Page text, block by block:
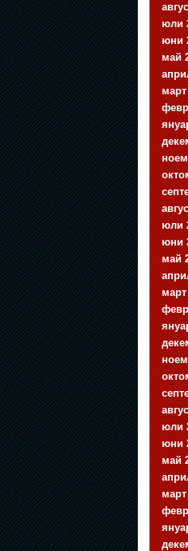
юли
юни
май
март
юли
юни
май
март
юли
юни
май
март